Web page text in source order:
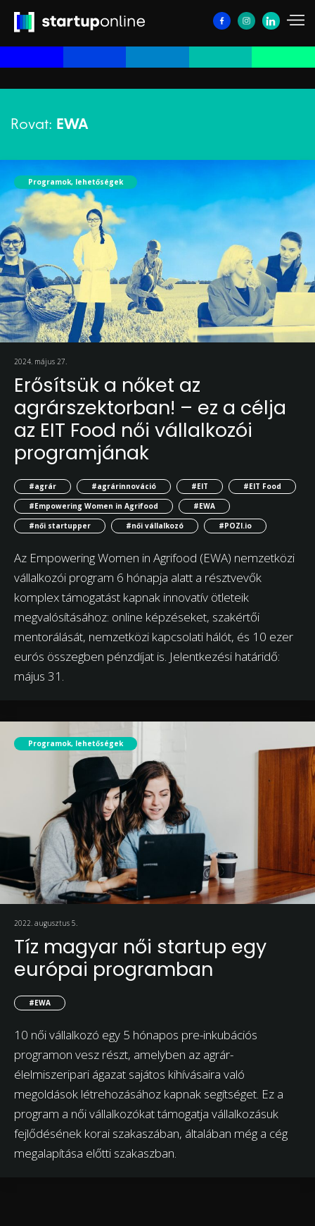
Rovat: EWA
Programok, lehetőségek
2024. május 27.
Erősítsük a nőket az
agrárszektorban! – ez a célja
az EIT Food női vállalkozói
programjának
#agrár #agrárinnováció #EIT
#EIT Food
#Empowering Women in Agrifood
#EWA
#női startupper
#női vállalkozó #POZI.io
Az Empowering Women in Agrifood (EWA) nemzetközi
vállalkozói program 6 hónapja alatt a résztvevők
komplex támogatást kapnak innovatív ötleteik
megvalósításához: online képzéseket, szakértői
mentorálását, nemzetközi kapcsolati hálót, és 10 ezer
eurós összegben pénzdíjat is. Jelentkezési határidő:
május 31.
Programok, lehetőségek
2022. augusztus 5.
Tíz magyar női startup egy
európai programban
#EWA
10 női vállalkozó egy 5 hónapos pre-inkubációs
programon vesz részt, amelyben az agrár-
élelmiszeripari ágazat sajátos kihívásaira való
megoldások létrehozásához kapnak segítséget. Ez a
program a női vállalkozókat támogatja vállalkozásuk
fejlődésének korai szakaszában, általában még a cég
megalapítása előtti szakaszban.